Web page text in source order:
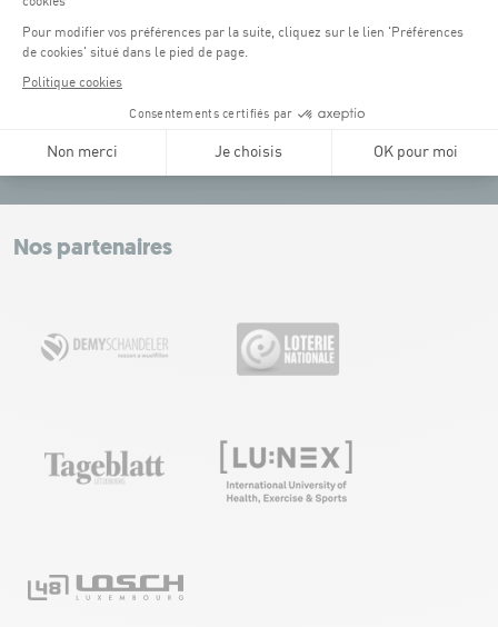
Place de l'Europe (1.1 km) : payant, connexion Tram.
Glacis (2.5 km) : payant, connexion Tram.
Tel:+352 43 60 60 1
+
−
Leaflet Map tiles by Carto, under CC BY 3.0. Data by OpenStreetMap, under
Nos partenaires